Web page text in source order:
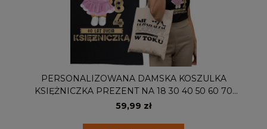
PERSONALIZOWANA DAMSKA KOSZULKA
KSIĘŻNICZKA PREZENT NA 18 30 40 50 60 70
URODZINY PODAJ IMIĘ I ROK TORBA GRATIS
59,99 zł